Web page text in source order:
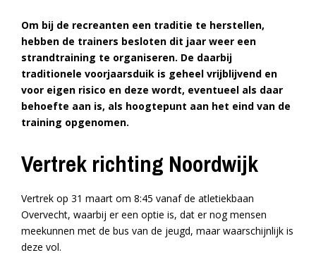
Om bij de recreanten een traditie te herstellen,
hebben de trainers besloten dit jaar weer een
strandtraining te organiseren. De daarbij
traditionele voorjaarsduik is geheel vrijblijvend en
voor eigen risico en deze wordt, eventueel als daar
behoefte aan is, als hoogtepunt aan het eind van de
training opgenomen.
Vertrek richting Noordwijk
Vertrek op 31 maart om 8:45 vanaf de atletiekbaan
Overvecht, waarbij er een optie is, dat er nog mensen
meekunnen met de bus van de jeugd, maar waarschijnlijk is
deze vol.